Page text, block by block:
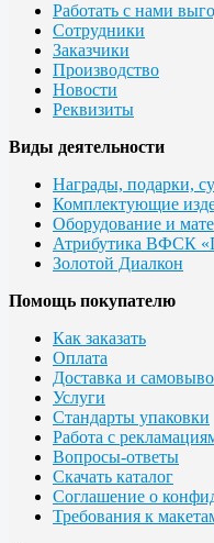
Работать с нами
Сотрудники
Заказчики
Производство
Новости
Реквизиты
Виды деятельности
Награды, подарки,
Комплектующие
Оборудование и
Атрибутика ВФСК
Золотой Диалкон
Помощь покупателю
Как заказать
Оплата
Доставка и
Услуги
Стандарты упаковки
Работа с
Вопросы-ответы
Скачать каталог
Соглашение о
Требования к